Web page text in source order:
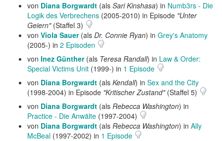
von Diana Borgwardt (als Sari Kinshasa) in Numb3rs - Die
Logik des Verbrechens (2005-2010) in Episode "Unter
Geiern"(Staffel 3)
von Viola Sauer(als Dr. Connie Ryan) in Grey's Anatomy
(2005-) in 2 Episoden
von Inez Günther(als Teresa Randall) in Law & Order:
Special Victims Unit (1999-) in 1 Episode
von Diana Borgwardt (als Kendall) in Sex and the City
(1998-2004) in Episode "Kritischer Zustand"(Staffel 5)
von Diana Borgwardt (als Rebecca Washington) in
Practice - Die Anwälte (1997-2004)
von Diana Borgwardt (als Rebecca Washington) in Ally
McBeal (1997-2002) in 1 Episode